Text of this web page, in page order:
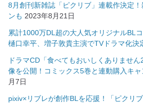
8月創刊新雑誌「ピクリブ」連載作決定
ンも 2023年8月21日
累計1000万DL超の大人気オリジナルBL
樋口幸平、増子敦貴主演でTVドラマ化決
ドラマCD「食べてもおいしくありませ
像を公開！コミックス5巻と連動購入キ
月7日
pixiv×リブレが創作BLを応援！「ピクリ